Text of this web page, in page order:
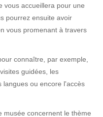
vous accueillera pour une
pourrez ensuite avoir
vous promenant à travers
connaître, par exemple,
guidées, les
langues ou encore l'accès
musée concernent le thème